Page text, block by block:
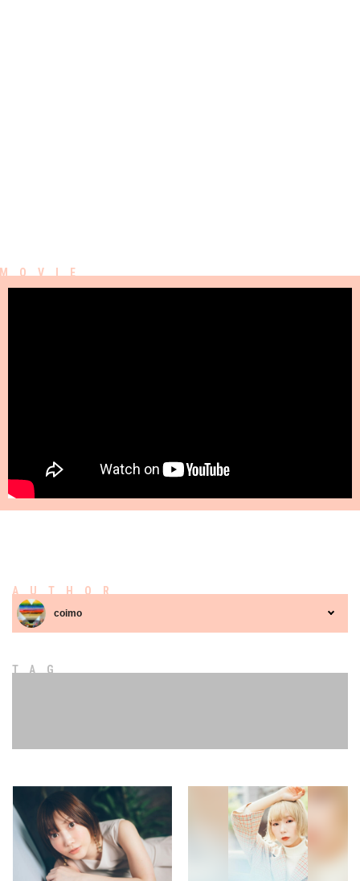
AUTHOR
coimo
TAG